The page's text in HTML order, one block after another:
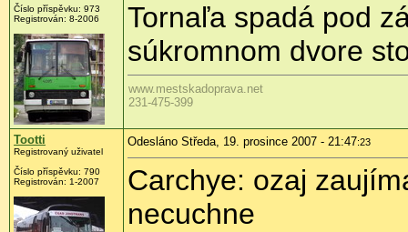
Číslo příspěvku: 973
Registrován: 8-2006
Tornaľa spadá pod
súkromnom dvore
www.mestskadoprava.net
231-475-399
Tootti
Registrovaný uživatel
Číslo příspěvku: 790
Registrován: 1-2007
Odesláno Středa, 19. prosince 2007 - 21:47:23
Carchye: ozaj
necuchne